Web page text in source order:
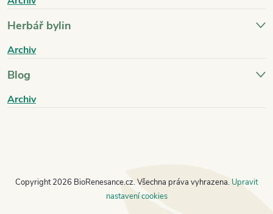
Herbář bylin
Archiv
Blog
Archiv
Copyright 2026 BioRenesance.cz. Všechna práva vyhrazena. Upravit
nastavení cookies